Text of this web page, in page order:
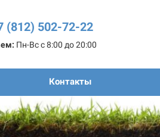
(812) 502-72-22
Пн-Вс с 8:00 до 20:00
Контакты